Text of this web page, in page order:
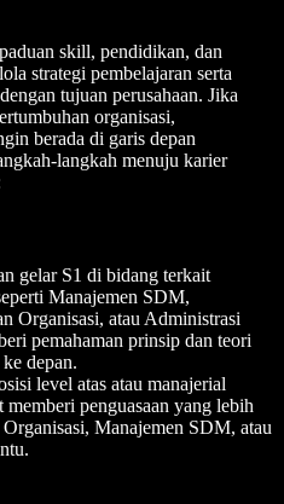
skill, pendidikan, dan
strategi pembelajaran serta
tujuan perusahaan. Jika
organisasi,
berada di garis depan
langkah menuju karier
gelar S1 di bidang terkait
Manajemen SDM,
Organisasi, atau Administrasi
pemahaman prinsip dan teori
depan.
level atas atau manajerial
penguasaan yang lebih
Manajemen SDM, atau